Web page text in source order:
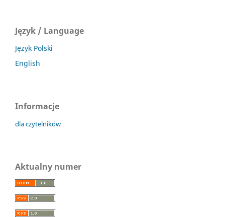
Język / Language
Język Polski
English
Informacje
dla czytelników
Aktualny numer